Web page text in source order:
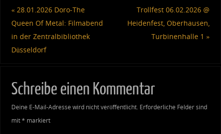
«28.01.2026 Doro-The
Queen Of Metal: Filmabend
in der Zentralbibliothek
Düsseldorf
Trollfest 06.02.2026 @
Heidenfest, Oberhausen,
Turbinenhalle 1»
Schreibe einen Kommentar
Deine E-Mail-Adresse wird nicht veröffentlicht. Erforderliche Felder sind
mit* markiert